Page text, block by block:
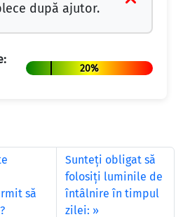
după ajutor.
20%
să
Sunteţi obligat să
folosiţi luminile de
întâlnire în timpul
zilei: